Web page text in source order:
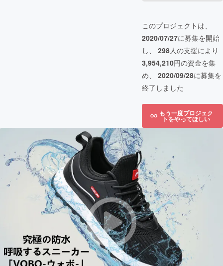
このプロジェクトは、
2020/07/27に募集を開始
し、 298人の支援により
3,954,210円の資金を集
め、 2020/09/28に募集を
終了しました
もう一度プロジェク
トをやってほしい